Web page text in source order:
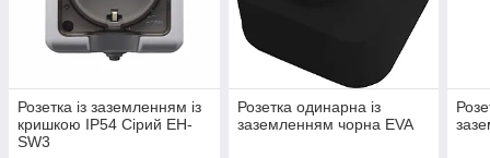
Розетка із заземленням із
кришкою IP54 Сірий EH-
SW3
Розетка одинарна із
заземленням чорна EVA